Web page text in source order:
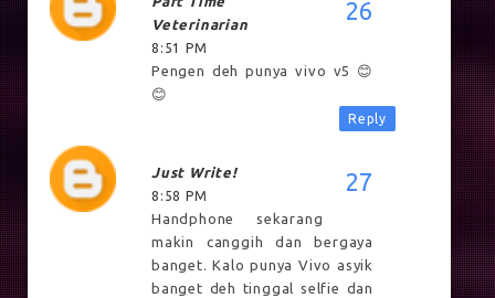
Veterinarian
8:51 PM
Pengen deh punya vivo v5 😊
😊
Reply
Just Write!
8:58 PM
Handphone sekarang
makin canggih dan bergaya
banget. Kalo punya Vivo asyik
banget deh tinggal selfie dan